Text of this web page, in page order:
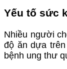
Yếu tố sức
Nhiều người
độ ăn dựa
bệnh ung thư